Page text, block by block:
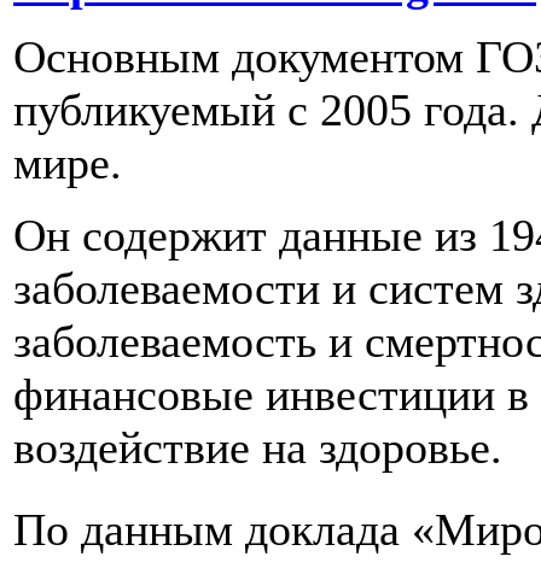
Основным документом
публикуемый с 2005 года.
мире.
Он содержит данные из
заболеваемости и
заболеваемость и
финансовые инвестиции
воздействие на здоровье.
По данным доклада